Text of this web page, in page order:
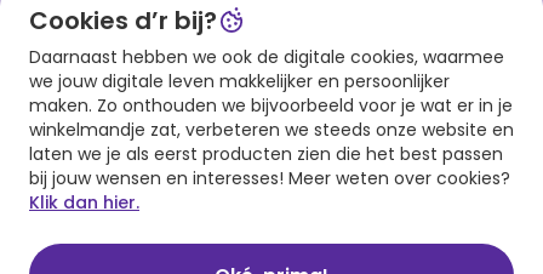
Download onze app
Cookies d’r bij?
Daarnaast hebben we ook de digitale cookies, waarmee
we jouw digitale leven makkelijker en persoonlijker
maken. Zo onthouden we bijvoorbeeld voor je wat er in je
winkelmandje zat, verbeteren we steeds onze website en
laten we je als eerst producten zien die het best passen
bij jouw wensen en interesses! Meer weten over cookies?
Klik dan hier.